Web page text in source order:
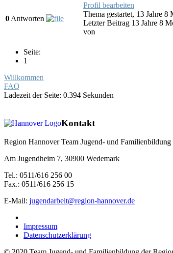
0 Antworten
Profil bearbeiten
Thema gestartet, 13 Jahre 8
Letzter Beitrag 13 Jahre 8
von
Seite:
1
Willkommen
FAQ
Ladezeit der Seite: 0.394 Sekunden
Kontakt
Region Hannover Team Jugend- und Familienbildung
Am Jugendheim 7, 30900 Wedemark
Tel.: 0511/616 256 00
Fax.: 0511/616 256 15
E-Mail: jugendarbeit@region-hannover.de
Impressum
Datenschutzerklärung